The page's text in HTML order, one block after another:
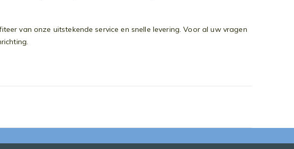
van onze uitstekende service en snelle levering. Voor al uw vragen